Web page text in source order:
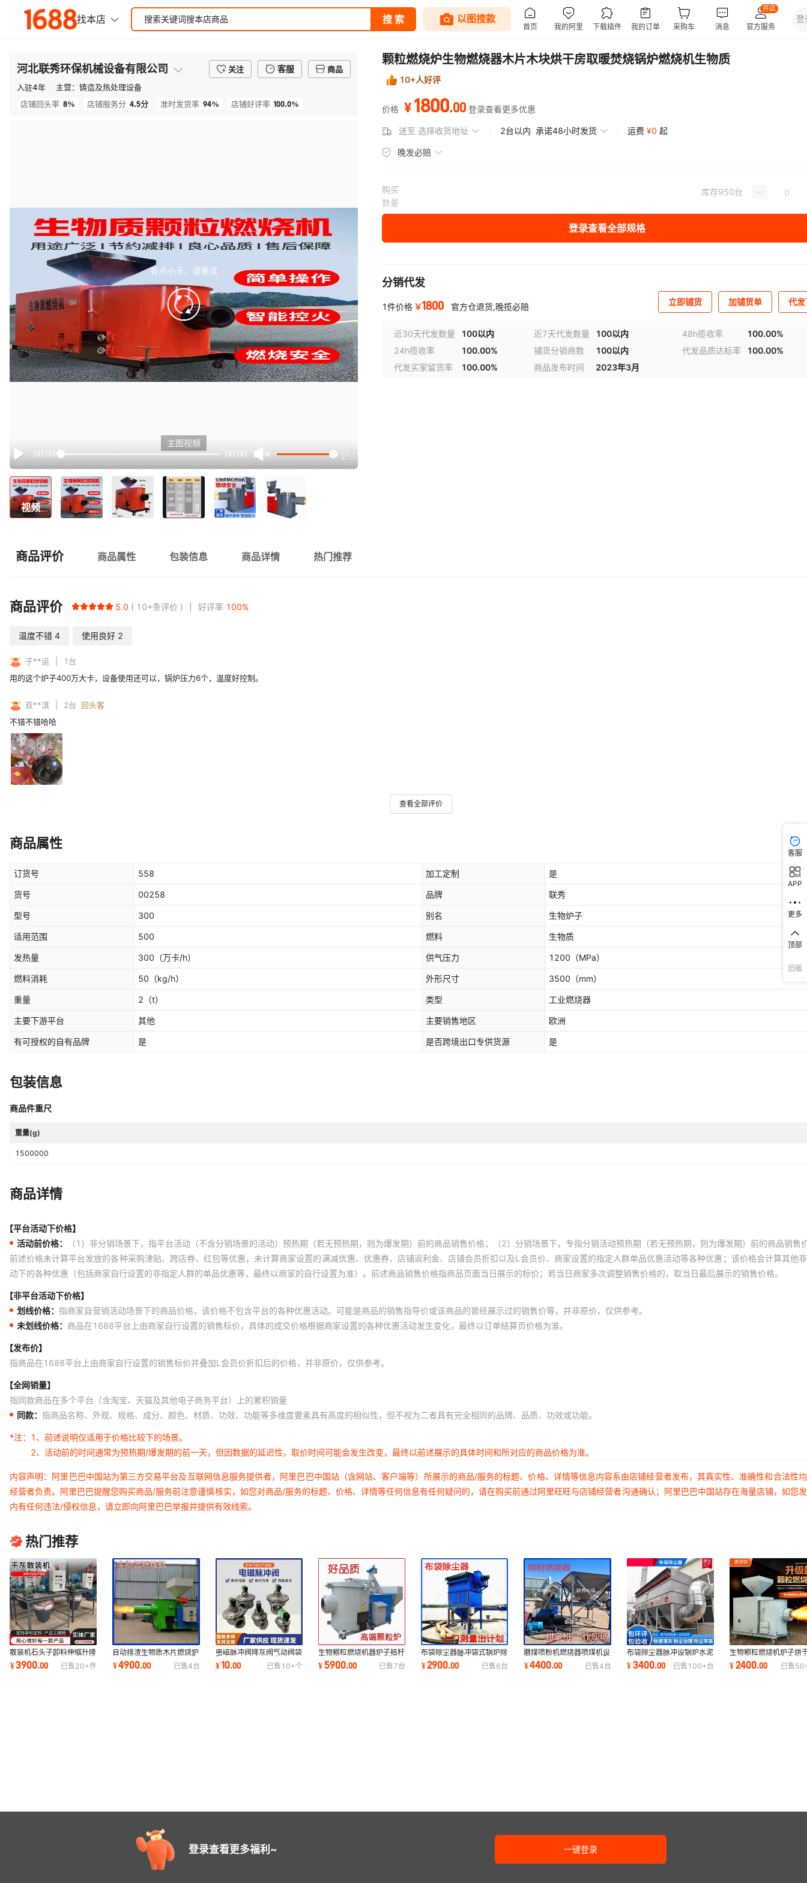
河北联秀环保机械设备有限公司 关注 客服
商品
入驻4年 主营： 铸造及热处理设备
店铺回头率 8% 店铺服务分 4.5分 准时发货率 94% 店铺好评率 100.0%
有点小卡，请重试
retry
Play
00:00 00:00
主图视频
视频
颗粒燃烧炉生物燃烧器木片木块烘干房取暖焚烧锅炉燃烧机生物质
10+人好评
价格 ¥1800.00 登录查看更多优惠
送至 选择收货地址 2台以内 承诺48小时发货 运费 ¥0 起
晚发必赔
购买
数量
库存950台
登录查看全部规格
分销代发
1件价格 ￥1800 官方仓退货,晚揽必赔 立即铺货 加铺货单 代
近30天代发数量 100以内 近7天代发数量 100以内 48h揽收率
100.00%
24h揽收率
100.00% 铺货分销商数 100以内 代发品质达标率
100.00%
代发买家留货率
100.00% 商品发布时间 2023年3月
商品评价 商品属性 包装信息 商品详情 热门推荐
商品评价 5.0 10+条评价 好评率 100%
温度不错 4 使用良好 2
子**运 1台
用的这个炉子400万大卡，设备使用还可以，锅炉压力6个，温度好控制。
双**淇 2台
回头客
不错不错哈哈
查看全部评价
商品属性
订货号 558 加工定制 是
货号 00258 品牌 联秀
型号 300 别名 生物炉子
适用范围 500 燃料 生物质
发热量 300 （万卡/h） 供气压力 1200 （MPa）
燃料消耗 50 （kg/h） 外形尺寸 3500 （mm）
重量 2 （t） 类型 工业燃烧器
主要下游平台 其他 主要销售地区 欧洲
有可授权的自有品牌 是 是否跨境出口专供货源 是
包装信息
商品件重尺
重量(g)
1500000
商品详情
【平台活动下价格】
活动前价格：
（1）非分销场景下，指平台活动（不含分销场景的活动）预热期（若无预热期，则为爆发期）前的商品销售价格；（2）分销场景下，专指分销活动预热期（若无预热期，则为爆发期）前的商品销售
前述价格未计算平台发放的各种采购津贴、跨店券、红包等优惠，未计算商家设置的满减优惠、优惠券、店铺返利金、店铺会员折扣以及L会员价、商家设置的指定人群单品优惠活动等各种优惠；该价格会计算其他
动下的各种优惠（包括商家自行设置的非指定人群的单品优惠等，最终以商家的自行设置为准）。前述商品销售价格指商品页面当日展示的标价；若当日商家多次调整销售价格的，取当日最后展示的销售价格。
【非平台活动下价格】
划线价格： 指商家自营销活动场景下的商品价格，该价格不包含平台的各种优惠活动。可能是商品的销售指导价或该商品的曾经展示过的销售价等，并非原价，仅供参考。
未划线价格： 商品在1688平台上由商家自行设置的销售标价，具体的成交价格根据商家设置的各种优惠活动发生变化，最终以订单结算页价格为准。
【发布价】
指商品在1688平台上由商家自行设置的销售标价并叠加L会员价折扣后的价格，并非原价，仅供参考。
【全网销量】
指同款商品在多个平台（含淘宝、天猫及其他电子商务平台）上的累积销量
同款： 指商品名称、外观、规格、成分、颜色、材质、功效、功能等多维度要素具有高度的相似性，但不视为二者具有完全相同的品牌、品质、功效或功能。
*注：
1、前述说明仅适用于价格比较下的场景。
2、活动前的时间通常为预热期/爆发期的前一天，但因数据的延迟性，取价时间可能会发生改变，最终以前述展示的具体时间和所对应的商品价格为准。
内容声明：阿里巴巴中国站为第三方交易平台及互联网信息服务提供者，阿里巴巴中国站（含网站、客户端等）所展示的商品/服务的标题、价格、详情等信息内容系由店铺经营者发布，其真实性、准确性和合法性
经营者负责。阿里巴巴提醒您购买商品/服务前注意谨慎核实，如您对商品/服务的标题、价格、详情等任何信息有任何疑问的，请在购买前通过阿里旺旺与店铺经营者沟通确认；阿里巴巴中国站存在海量店铺，如您
内有任何违法/侵权信息，请立即向阿里巴巴举报并提供有效线索。
热门推荐
散装机石头子卸料伸缩升降
耐磨砂浆双层防水无尘布袋
罐车下料螺旋
¥3900.00 已售20+件
自动排渣生物质木片燃烧炉
粮食烘干塔用木片燃烧机颗
粒燃烧机沙
¥4900.00 已售4台
电磁脉冲阀降灰阀气动阀袋
配高原DMF直角控制MCF
膜片工业级高压
¥10.00 已售 10+个
生物颗粒燃烧机器炉子秸秆
木块烘干机木屑谷壳稻排渣
环保生物质
¥5900.00 已售7台
布袋除尘器脉冲袋式锅炉除
尘打磨车间扬尘滤筒木工过
滤烟无尘
¥2900.00 已售6台
磨煤喷粉机燃烧器喷煤机设
备烘干机炉子煤粉机工作配
件锰生物质
¥4400.00 已售4台
布袋除尘器脉冲设锅炉水泥
袋式污染喷漆滤筒仓顶处理
净化空气防爆
¥3400.00 已售 100+台
生物颗粒燃烧机炉子烘
烧器木块木片气化炉秸
风窑炉加热
¥2400.00 已售
登录查看更多福利~ 一键登录
客服
APP
更多
顶部
旧版